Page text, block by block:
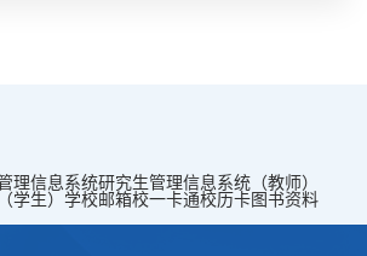
理信息系统研究生管理信息系统（教师）
学生） 学校邮箱校一卡通校历卡图书资料